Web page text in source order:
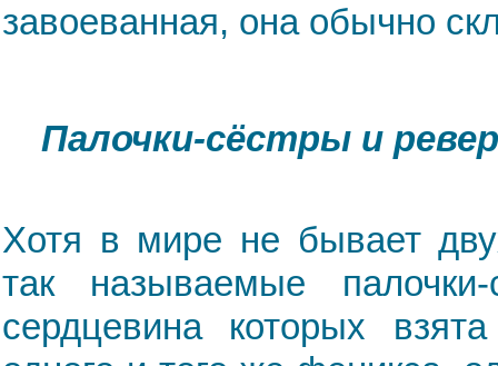
завоеванная, она обычно
Палочки-сёстры и
Хотя в мире не бывает
так называемые
сердцевина которых